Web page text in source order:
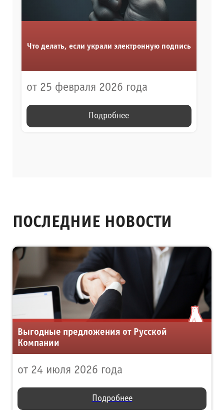
Что делать, если украли электронную подпись
от 25 февраля 2026 года
Подробнее
ПОСЛЕДНИЕ НОВОСТИ
Выгодные предложения от Русской
Компании
от 24 июля 2026 года
Подробнее